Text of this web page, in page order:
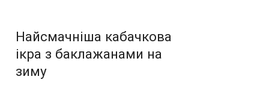
Найсмачніша кабачкова
ікра з баклажанами на
зиму